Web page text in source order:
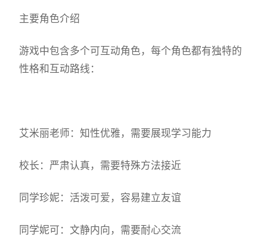
主要角色介绍
游戏中包含多个可互动角色，每个角色都有独特的
性格和互动路线：
艾米丽老师：知性优雅，需要展现学习能力
校长：严肃认真，需要特殊方法接近
同学珍妮：活泼可爱，容易建立友谊
同学妮可：文静内向，需要耐心交流